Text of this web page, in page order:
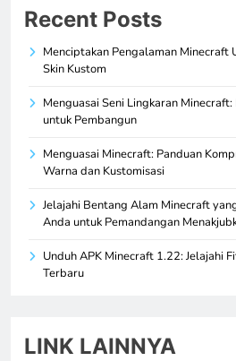
Recent Posts
Menciptakan Pengalaman Minecraft
Skin Kustom
Menguasai Seni Lingkaran
untuk Pembangun
Menguasai Minecraft: Panduan
Warna dan Kustomisasi
Jelajahi Bentang Alam Minecraft
Anda untuk Pemandangan
Unduh APK Minecraft 1.22: Jelajahi
Terbaru
LINK LAINNYA